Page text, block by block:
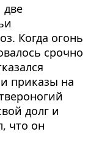
две
Когда огонь
срочно
приказы на
долг и
что он